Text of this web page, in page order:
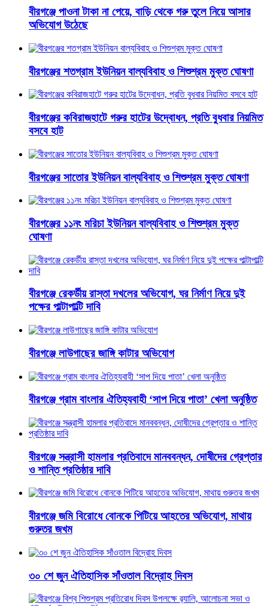
বীরগঞ্জে পাওনা টাকা না পেয়ে, বাড়ি থেকে গরু তুলে নিয়ে আসার
অভিযোগ উঠেছে
বীরগঞ্জের শতগ্রাম ইউনিয়ন বাল্যবিবাহ ও শিশুশ্রম মুক্ত ঘোষণা
বীরগঞ্জের কবিরাজহাটে গরুর হাটের উদ্বোধন, প্রতি বুধবার নিয়মিত
বসবে হাট
বীরগঞ্জের সাতোর ইউনিয়ন বাল্যবিবাহ ও শিশুশ্রম মুক্ত ঘোষণা
বীরগঞ্জের ১১নং মরিচা ইউনিয়ন বাল্যবিবাহ ও শিশুশ্রম মুক্ত
ঘোষণা
বীরগঞ্জে রেকর্ডীয় রাস্তা দখলের অভিযোগ, ঘর নির্মাণ নিয়ে দুই
পক্ষের পাল্টাপাল্টি দাবি
বীরগঞ্জে লাউগাছের জাঙ্গি কাটার অভিযোগ
বীরগঞ্জে গ্রাম বাংলার ঐতিহ্যবাহী ‘সাপ দিয়ে পাতা’ খেলা অনুষ্ঠিত
বীরগঞ্জে সন্ত্রাসী হামলার প্রতিবাদে মানববন্ধন, দোষীদের গ্রেপ্তার
ও শান্তি প্রতিষ্ঠার দাবি
বীরগঞ্জে জমি বিরোধে বোনকে পিটিয়ে আহতের অভিযোগ, মাথায়
গুরুতর জখম
৩০ শে জুন ঐতিহাসিক সাঁওতাল বিদ্রোহ দিবস